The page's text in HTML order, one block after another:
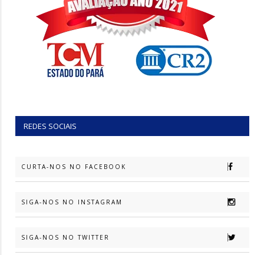
REDES SOCIAIS
CURTA-NOS NO FACEBOOK
SIGA-NOS NO INSTAGRAM
SIGA-NOS NO TWITTER